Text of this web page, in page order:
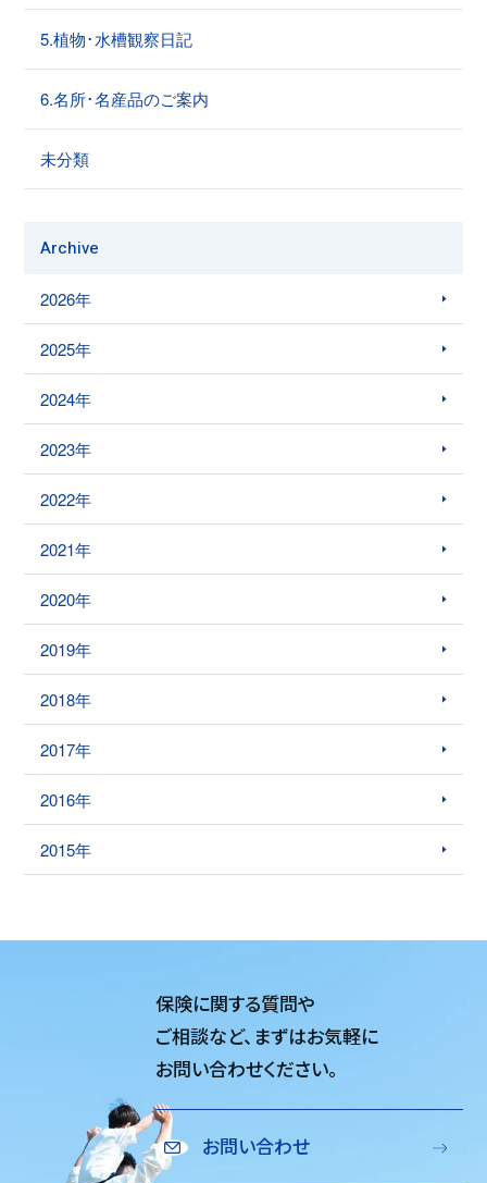
5.植物･水槽観察日記
6.名所･名産品のご案内
未分類
Archive
2026年
2025年
2024年
2023年
2022年
2021年
2020年
2019年
2018年
2017年
2016年
2015年
保険に関する質問や
ご相談など、 まずはお気軽に
お問い合わせください。
お問い合わせ